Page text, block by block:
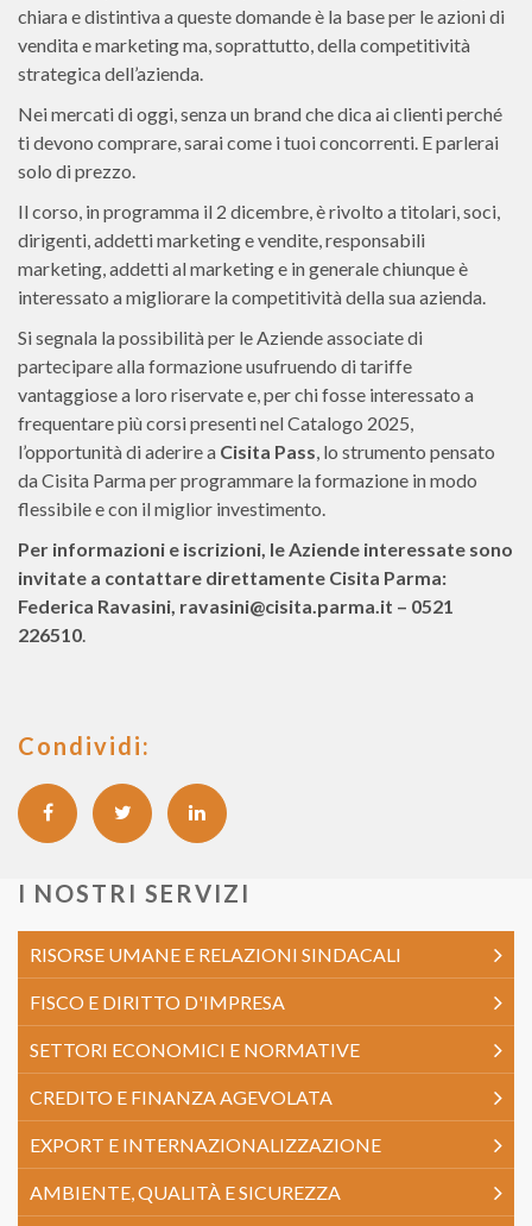
chiara e distintiva a queste domande è la base per le azioni di
vendita e marketing ma, soprattutto, della competitività
strategica dell’azienda.
Nei mercati di oggi, senza un brand che dica ai clienti perché
ti devono comprare, sarai come i tuoi concorrenti. E parlerai
solo di prezzo.
Il corso, in programma il 2 dicembre, è rivolto a titolari, soci,
dirigenti, addetti marketing e vendite, responsabili
marketing, addetti al marketing e in generale chiunque è
interessato a migliorare la competitività della sua azienda.
Si segnala la possibilità per le Aziende associate di
partecipare alla formazione usufruendo di tariffe
vantaggiose a loro riservate e, per chi fosse interessato a
frequentare più corsi presenti nel Catalogo 2025,
l’opportunità di aderire a Cisita Pass, lo strumento pensato
da Cisita Parma per programmare la formazione in modo
flessibile e con il miglior investimento.
Per informazioni e iscrizioni, le Aziende interessate sono
invitate a contattare direttamente Cisita Parma:
Federica Ravasini, ravasini@cisita.parma.it – 0521
226510.
Condividi:
I NOSTRI SERVIZI
RISORSE UMANE E RELAZIONI SINDACALI
FISCO E DIRITTO D'IMPRESA
SETTORI ECONOMICI E NORMATIVE
CREDITO E FINANZA AGEVOLATA
EXPORT E INTERNAZIONALIZZAZIONE
AMBIENTE, QUALITÀ E SICUREZZA